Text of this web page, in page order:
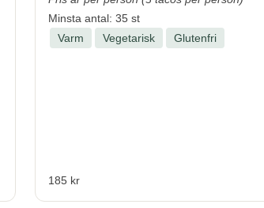
Minsta antal: 35 st
Varm
Vegetarisk Glutenfri
185 kr